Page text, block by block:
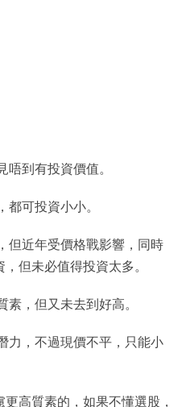
唔到有投資價值。
都可投資小小。
但近年受價格戰影響，同時
但未必值得投資太多。
，但又未去到好高。
力，不過現價不平，只能小
高質素的，如果不懂選股，